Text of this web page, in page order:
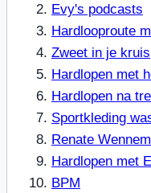
Evy's podcasts
Hardlooproute
Zweet in je kruis
Hardlopen met
Hardlopen na
Sportkleding
Renate
Hardlopen met
BPM